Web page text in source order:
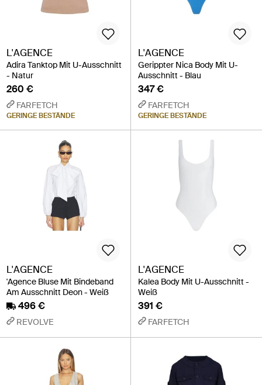
L'AGENCE
Adira Tanktop Mit U-Ausschnitt
- Natur
260 €
FARFETCH
GERINGE BESTÄNDE
L'AGENCE
Gerippter Nica Body Mit U-
Ausschnitt - Blau
347 €
FARFETCH
GERINGE BESTÄNDE
L'AGENCE
'Agence Bluse Mit Bindeband
Am Ausschnitt Deon - Weiß
496 €
REVOLVE
L'AGENCE
Kalea Body Mit U-Ausschnitt -
Weiß
391 €
FARFETCH